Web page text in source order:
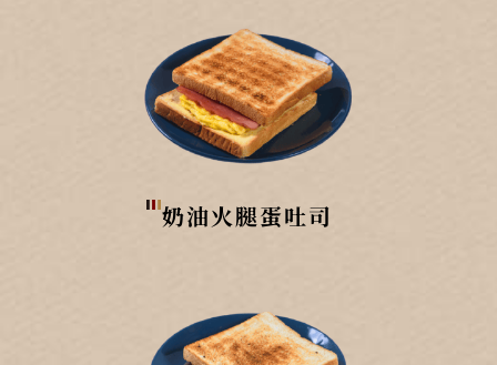
奶油火腿蛋吐司